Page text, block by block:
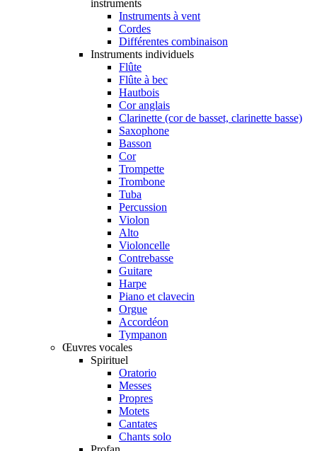
instruments
Instruments à vent
Cordes
Différentes combinaison
Instruments individuels
Flûte
Flûte à bec
Hautbois
Cor anglais
Clarinette (cor de basset, clarinette basse)
Saxophone
Basson
Cor
Trompette
Trombone
Tuba
Percussion
Violon
Alto
Violoncelle
Contrebasse
Guitare
Harpe
Piano et clavecin
Orgue
Accordéon
Tympanon
Œuvres vocales
Spirituel
Oratorio
Messes
Propres
Motets
Cantates
Chants solo